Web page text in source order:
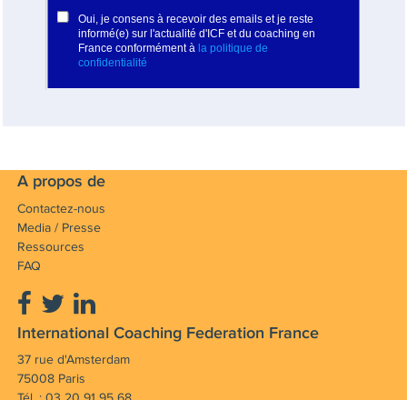
A propos de
Contactez-nous
Media / Presse
Ressources
FAQ
International Coaching Federation France
37 rue d'Amsterdam
75008 Paris